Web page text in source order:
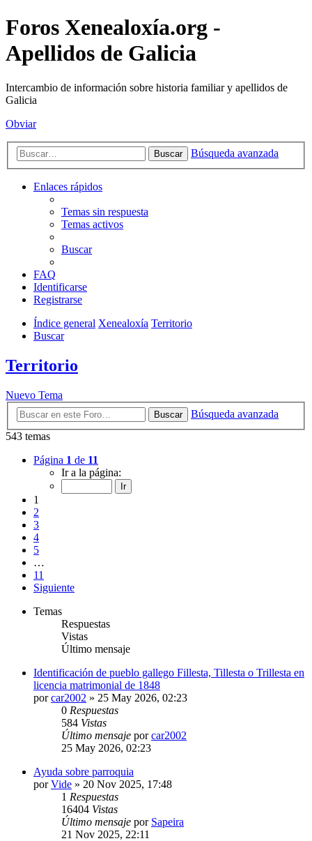
Foros Xenealoxía.org -
Apellidos de Galicia
Intercambio de información sobre historia familiar y apellidos de
Galicia
Obviar
Buscar Búsqueda avanzada
Enlaces rápidos
Temas sin respuesta
Temas activos
Buscar
FAQ
Identificarse
Registrarse
Índice general Xenealoxía Territorio
Buscar
Territorio
Nuevo Tema
Buscar
Búsqueda avanzada
543 temas
Página 1 de 11
Ir a la página:
1
2
3
4
5
…
11
Siguiente
Temas
Respuestas
Vistas
Último mensaje
Identificación de pueblo gallego Fillesta, Tillesta o Trillesta en
licencia matrimonial de 1848
porcar2002 » 25 May 2026, 02:23
0 Respuestas
584 Vistas
Último mensaje porcar2002
25 May 2026, 02:23
Ayuda sobre parroquia
porVide » 20 Nov 2025, 17:48
1 Respuestas
16404 Vistas
Último mensaje por Sapeira
21 Nov 2025, 22:11